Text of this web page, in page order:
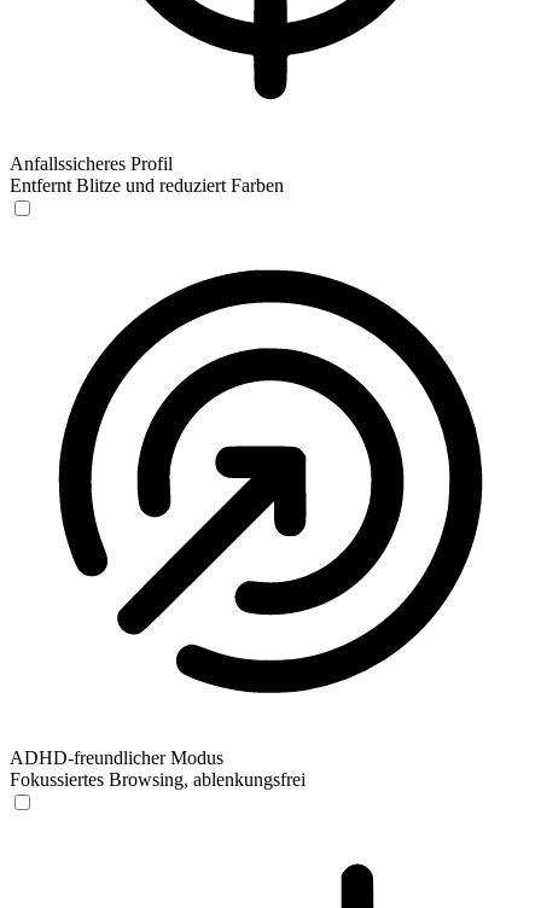
Anfallssicheres Profil
Entfernt Blitze und reduziert Farben
ADHD-freundlicher Modus
Fokussiertes Browsing, ablenkungsfrei